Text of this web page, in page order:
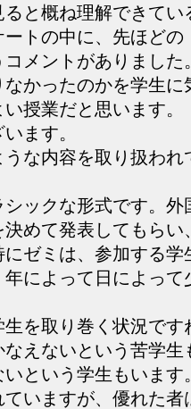
と概ね理解できてい
トの中に、先ほどの
メントがありました
なかったのかを学生に
授業だと思います。
ます。
な内容を取り扱われ
ックな形式です。外
めて発表してもらい
ゼミは、参加する学
によって日によって
を取り巻く状況です
えないという苦学生
という学生もいます
いますが、優れた者